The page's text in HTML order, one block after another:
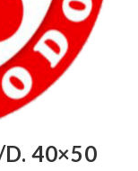
D. 40×50